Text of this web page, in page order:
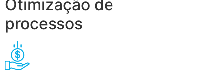
Otimização de
processos